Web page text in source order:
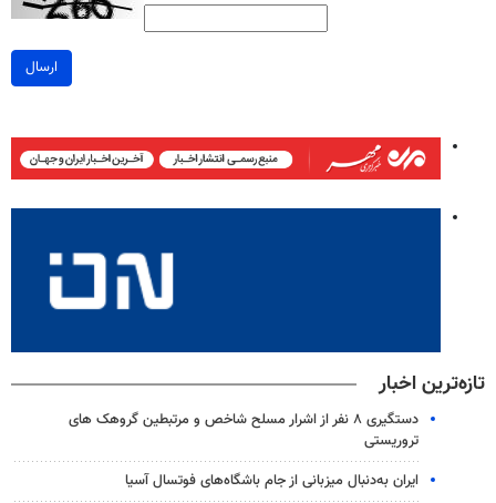
ارسال
تازه‌ترین اخبار
دستگیری ۸ نفر از اشرار مسلح شاخص و مرتبطین گروهک های
تروریستی
ایران به‌دنبال میزبانی از جام باشگاه‌های فوتسال آسیا